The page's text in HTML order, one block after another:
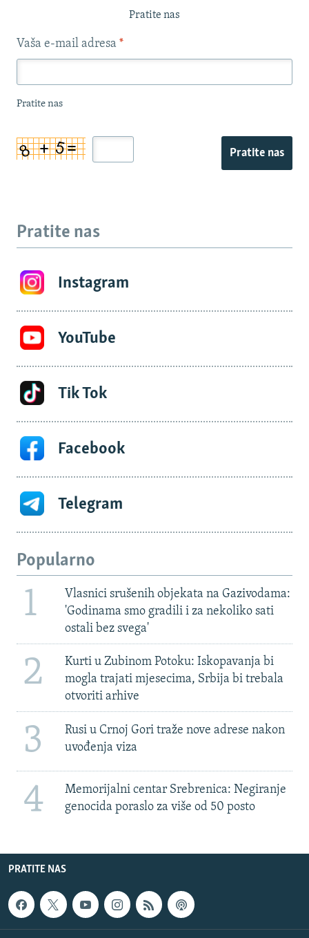
Pratite nas
Vaša e-mail adresa *
Pratite nas
Pratite nas
Pratite nas
Instagram
YouTube
Tik Tok
Facebook
Telegram
Popularno
1
Vlasnici srušenih objekata na Gazivodama:
'Godinama smo gradili i za nekoliko sati
ostali bez svega'
2
Kurti u Zubinom Potoku: Iskopavanja bi
mogla trajati mjesecima, Srbija bi trebala
otvoriti arhive
3
Rusi u Crnoj Gori traže nove adrese nakon
uvođenja viza
4
Memorijalni centar Srebrenica: Negiranje
genocida poraslo za više od 50 posto
PRATITE NAS